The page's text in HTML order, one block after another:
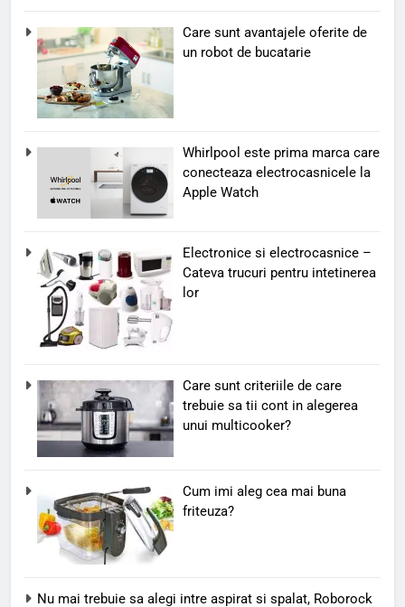
Care sunt avantajele oferite de
un robot de bucatarie
Whirlpool este prima marca care
conecteaza electrocasnicele la
Apple Watch
Electronice si electrocasnice –
Cateva trucuri pentru intetinerea
lor
Care sunt criteriile de care
trebuie sa tii cont in alegerea
unui multicooker?
Cum imi aleg cea mai buna
friteuza?
Nu mai trebuie sa alegi intre aspirat si spalat, Roborock